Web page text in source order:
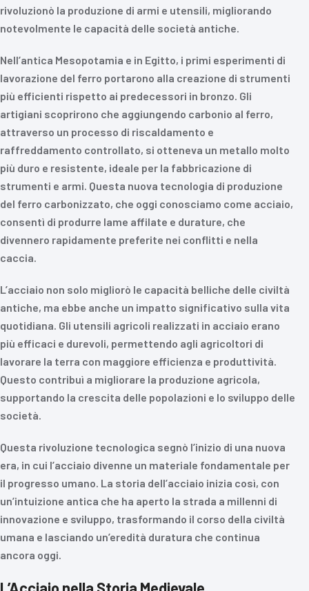
rivoluzionò la produzione di armi e utensili, migliorando
notevolmente le capacità delle società antiche.
Nell’antica Mesopotamia e in Egitto, i primi esperimenti di
lavorazione del ferro portarono alla creazione di strumenti
più efficienti rispetto ai predecessori in bronzo. Gli
artigiani scoprirono che aggiungendo carbonio al ferro,
attraverso un processo di riscaldamento e
raffreddamento controllato, si otteneva un metallo molto
più duro e resistente, ideale per la fabbricazione di
strumenti e armi. Questa nuova tecnologia di produzione
del ferro carbonizzato, che oggi conosciamo come acciaio,
consentì di produrre lame affilate e durature, che
divennero rapidamente preferite nei conflitti e nella
caccia.
L’acciaio non solo migliorò le capacità belliche delle civiltà
antiche, ma ebbe anche un impatto significativo sulla vita
quotidiana. Gli utensili agricoli realizzati in acciaio erano
più efficaci e durevoli, permettendo agli agricoltori di
lavorare la terra con maggiore efficienza e produttività.
Questo contribuì a migliorare la produzione agricola,
supportando la crescita delle popolazioni e lo sviluppo delle
società.
Questa rivoluzione tecnologica segnò l’inizio di una nuova
era, in cui l’acciaio divenne un materiale fondamentale per
il progresso umano. La storia dell’acciaio inizia così, con
un’intuizione antica che ha aperto la strada a millenni di
innovazione e sviluppo, trasformando il corso della civiltà
umana e lasciando un’eredità duratura che continua
ancora oggi.